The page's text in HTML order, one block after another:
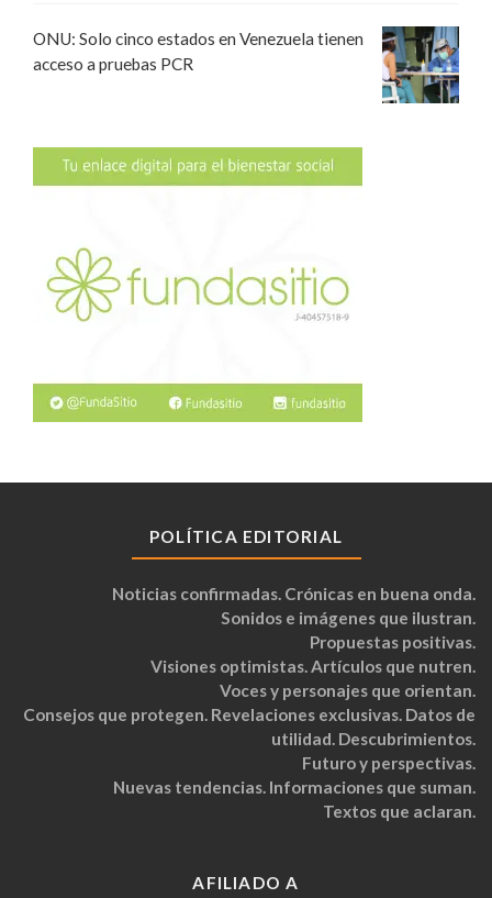
ONU: Solo cinco estados en Venezuela tienen
acceso a pruebas PCR
POLÍTICA EDITORIAL
Noticias confirmadas. Crónicas en buena onda.
Sonidos e imágenes que ilustran.
Propuestas positivas.
Visiones optimistas. Artículos que nutren.
Voces y personajes que orientan.
Consejos que protegen. Revelaciones exclusivas. Datos de
utilidad. Descubrimientos.
Futuro y perspectivas.
Nuevas tendencias. Informaciones que suman.
Textos que aclaran.
AFILIADO A